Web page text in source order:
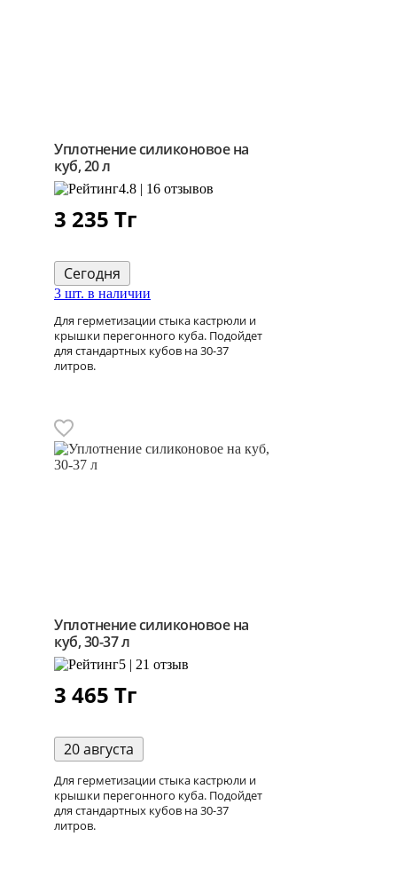
Уплотнение силиконовое на
куб, 20 л
4.8 | 16 отзывов
3 235 Тг
Сегодня
3 шт. в наличии
Для герметизации стыка кастрюли и
крышки перегонного куба. Подойдет
для стандартных кубов на 30-37
литров.
Уплотнение силиконовое на
куб, 30-37 л
5 | 21 отзыв
3 465 Тг
20 августа
Для герметизации стыка кастрюли и
крышки перегонного куба. Подойдет
для стандартных кубов на 30-37
литров.